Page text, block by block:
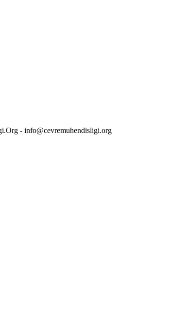
- info@cevremuhendisligi.org